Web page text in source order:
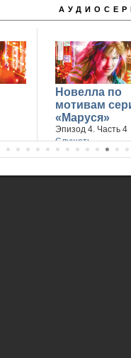
Новелла по
мотивам
«Маруся»
Эпизод 4. Часть 4
Слушать